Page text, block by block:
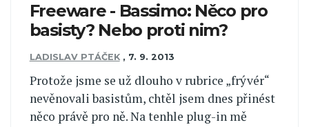
Freeware - Bassimo: Něco pro
basisty? Nebo proti nim?
LADISLAV PTÁČEK , 7. 9. 2013
Protože jsme se už dlouho v rubrice „frývér“
nevěnovali basistům, chtěl jsem dnes přinést
něco právě pro ně. Na tenhle plug-in mě